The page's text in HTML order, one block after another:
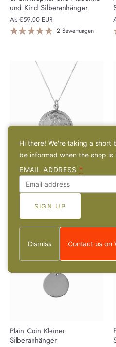
und Kind Silberanhänger
Ab €59,00 EUR
2 Bewertungen
St George und der Drache
Silberanhänger
€65,00 EUR
1 Bewertungen
Plain Coin Kleiner
Silberanhänger
Hi there! We're taking a short
be informed when the shop is
EMAIL ADDRESS *
Dismiss Contact us on